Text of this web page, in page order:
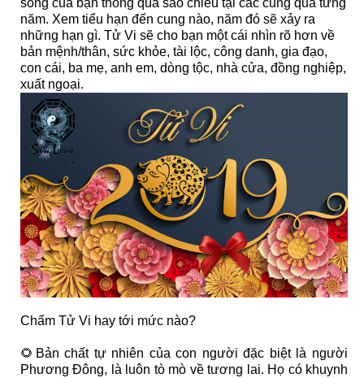
sống của bạn thông qua sao chiếu tại các cung qua từng
năm. Xem tiểu hạn đến cung nào, năm đó sẽ xảy ra
những hạn gì. Tử Vi sẽ cho bạn một cái nhìn rõ hơn về
bản mệnh/thân, sức khỏe, tài lộc, công danh, gia đạo,
con cái, ba mẹ, anh em, dòng tộc, nhà cửa, đồng nghiệp,
xuất ngoại.
Chấm Tử Vi hay tới mức nào?
🌻Bản chất tự nhiên của con người đặc biệt là người
Phương Đông, là luôn tò mò về tương lai. Họ có khuynh